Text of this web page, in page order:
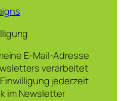
E-Mail-Adresse
verarbeitet
jederzeit
im Newsletter